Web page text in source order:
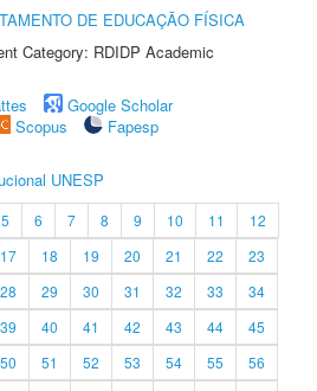
DE EDUCAÇÃO FÍSICA
Category: RDIDP Academic
Google Scholar
Scopus
Fapesp
UNESP
5 6 7 8 9 10 11
12
17 18 19 20 21 22
23
28 29 30 31 32 33
34
39 40 41 42 43 44
45
50 51 52 53 54 55
56